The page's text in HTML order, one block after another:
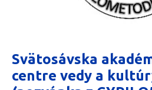
Svätosávska
centre vedy a